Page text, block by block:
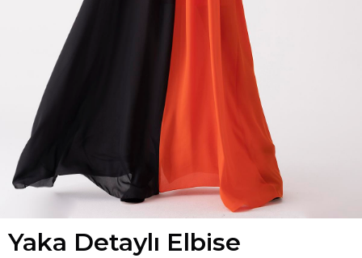
Yaka Detaylı Elbise